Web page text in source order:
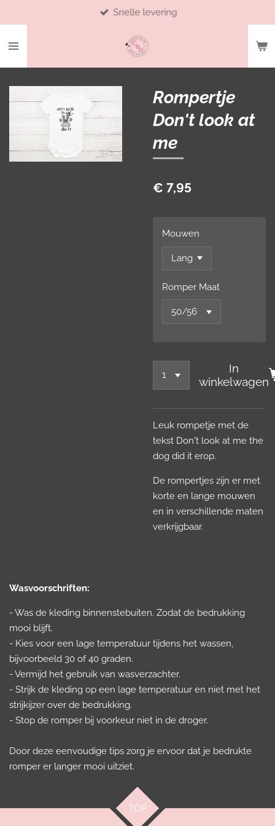
naar
Snelle levering
Rompertje
Don't look at
me
€ 7,95
Mouwen
Romper Maat
In
winkelwagen
Leuk rompetje met de
tekst Don't look at me the
dog did it erop.
De rompertjes zijn er met
korte en lange mouwen
en in verschillende maten
verkrijgbaar.
Wasvoorschriften:
- Was de kleding binnenstebuiten. Zodat de bedrukking
mooi blijft.
- Kies voor een lage temperatuur tijdens het wassen,
bijvoorbeeld 30 of 40 graden.
- Vermijd het gebruik van wasverzachter.
- Strijk de kleding op een lage temperatuur en niet met het
strijkijzer over de bedrukking.
- Stop de romper bij voorkeur niet in de droger.
Door deze eenvoudige tips zorg je ervoor dat je bedrukte
romper er langer mooi uitziet.
TOP